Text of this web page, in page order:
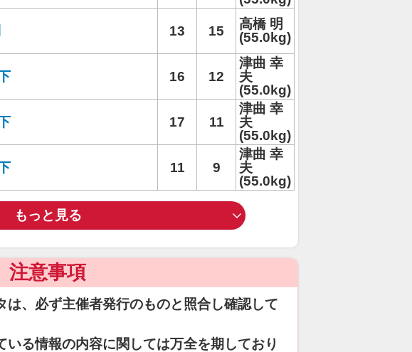
13 15
高橋 明
(55.0kg)
16 12
津曲 幸
夫
(55.0kg)
17 11
津曲 幸
夫
(55.0kg)
11 9
津曲 幸
夫
(55.0kg)
もっと見る
注意事項
は、必ず主催者発行のものと照合し確認して
る情報の内容に関しては万全を期しており